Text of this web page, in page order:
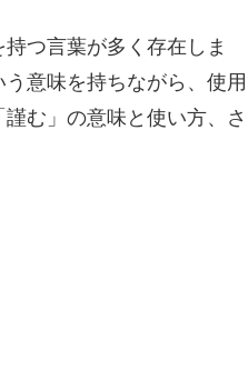
つ言葉が多く存在しま
意味を持ちながら、使用
む」の意味と使い方、さ